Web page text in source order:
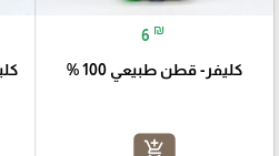
6 ₪
كليفر- قطن طبيعي 100 %
add_shopping_cart